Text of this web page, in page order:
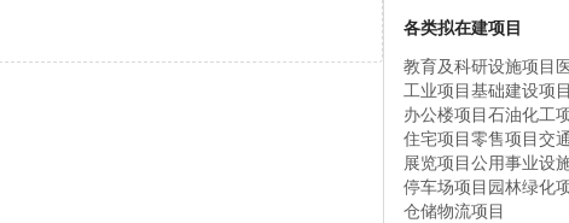
各类拟在建项目
教育及科研设施项目
工业项目基础建设项目
办公楼项目石油化工
住宅项目零售项目交
展览项目公用事业设
停车场项目园林绿化
仓储物流项目